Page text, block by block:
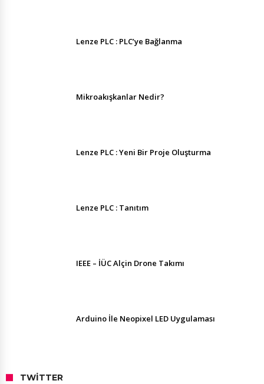
Lenze PLC : PLC’ye Bağlanma
Mikroakışkanlar Nedir?
Lenze PLC : Yeni Bir Proje Oluşturma
Lenze PLC : Tanıtım
IEEE – İÜC Alçin Drone Takımı
Arduino İle Neopixel LED Uygulaması
TWITTER